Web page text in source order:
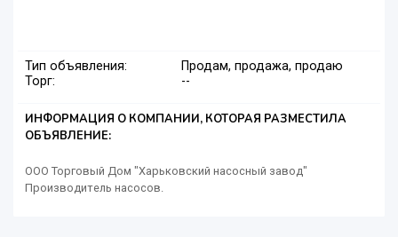
Тип объявления:
Продам, продажа, продаю
Торг:
--
ИНФОРМАЦИЯ О КОМПАНИИ, КОТОРАЯ РАЗМЕСТИЛА
ОБЪЯВЛЕНИЕ:
ООО Торговый Дом "Харьковский насосный завод"
Производитель насосов.